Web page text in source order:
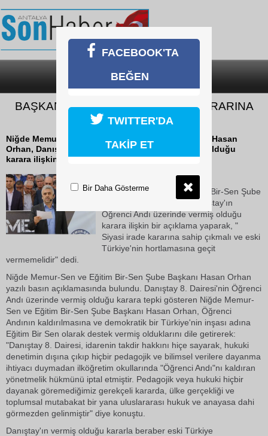
SON DAKİKA
BAŞKAN ORHAN: “SİYASİ İRADE KARARINA
SAHİP ÇIKMALIDIR”
Niğde Memur-Sen ve Eğitim Bir-Sen Şube Başkanı Hasan
Orhan, Danıştay'ın Öğrenci Andı üzerinde vermiş olduğu
karara ilişkin bir açıklama yaparak,...
19 Ekim 2018 Cuma 12:43
Niğde Memur-Sen ve Eğitim Bir-Sen Şube
Başkanı Hasan Orhan, Danıştay'ın
Öğrenci Andı üzerinde vermiş olduğu
karara ilişkin bir açıklama yaparak, "
Siyasi irade kararına sahip çıkmalı ve eski
Türkiye'nin hortlamasına geçit
vermemelidir" dedi.
Niğde Memur-Sen ve Eğitim Bir-Sen Şube Başkanı Hasan Orhan
yazılı basın açıklamasında bulundu. Danıştay 8. Dairesi'nin Öğrenci
Andı üzerinde vermiş olduğu karara tepki gösteren Niğde Memur-
Sen ve Eğitim Bir-Sen Şube Başkanı Hasan Orhan, Öğrenci
Andının kaldırılmasına ve demokratik bir Türkiye'nin inşası adına
Eğitim Bir Sen olarak destek vermiş olduklarını dile getirerek:
"Danıştay 8. Dairesi, idarenin takdir hakkını hiçe sayarak, hukuki
denetimin dışına çıkıp hiçbir pedagojik ve bilimsel verilere dayanma
ihtiyacı duymadan ilköğretim okullarında "Öğrenci Andı"nı kaldıran
yönetmelik hükmünü iptal etmiştir. Pedagojik veya hukuki hiçbir
dayanak göremediğimiz gerekçeli kararda, ülke gerçekliği ve
toplumsal mutabakat bir yana uluslararası hukuk ve anayasa dahi
görmezden gelinmiştir" diye konuştu.
Danıştay'ın vermiş olduğu kararla beraber eski Türkiye
FACEBOOK'TA
BEĞEN
TWITTER'DA
TAKİP ET
Bir Daha Gösterme